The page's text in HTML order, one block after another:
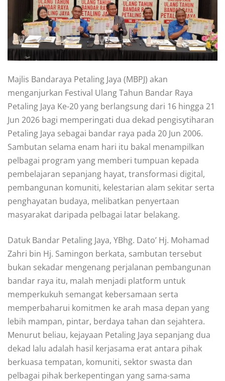
Majlis Bandaraya Petaling Jaya (MBPJ) akan
menganjurkan Festival Ulang Tahun Bandar Raya
Petaling Jaya Ke-20 yang berlangsung dari 16 hingga 21
Jun 2026 bagi memperingati dua dekad pengisytiharan
Petaling Jaya sebagai bandar raya pada 20 Jun 2006.
Sambutan selama enam hari itu bakal menampilkan
pelbagai program yang memberi tumpuan kepada
pembelajaran sepanjang hayat, transformasi digital,
pembangunan komuniti, kelestarian alam sekitar serta
penghayatan budaya, melibatkan penyertaan
masyarakat daripada pelbagai latar belakang.
Datuk Bandar Petaling Jaya, YBhg. Dato’ Hj. Mohamad
Zahri bin Hj. Samingon berkata, sambutan tersebut
bukan sekadar mengenang perjalanan pembangunan
bandar raya itu, malah menjadi platform untuk
memperkukuh semangat kebersamaan serta
memperbaharui komitmen ke arah masa depan yang
lebih mampan, pintar, berdaya tahan dan sejahtera.
Menurut beliau, kejayaan Petaling Jaya sepanjang dua
dekad lalu adalah hasil kerjasama erat antara pihak
berkuasa tempatan, komuniti, sektor swasta dan
pelbagai pihak berkepentingan yang sama-sama